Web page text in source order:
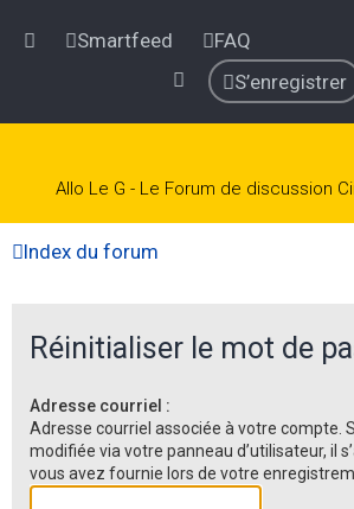
Smartfeed FAQ
S’enregistrer
Allo Le G - Le Forum de discussion
Index du forum
Réinitialiser le mot de
Adresse courriel :
Adresse courriel associée à votre compte.
modifiée via votre panneau d’utilisateur, il
vous avez fournie lors de votre